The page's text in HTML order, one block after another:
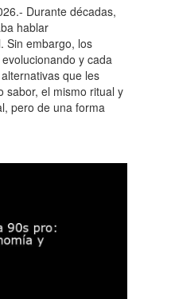
Durante décadas,
hablar
Sin embargo, los
y cada
que les
sabor, el mismo ritual y
pero de una forma